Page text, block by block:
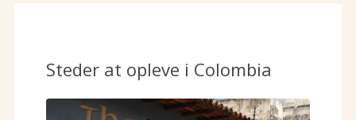
Steder at opleve i Colombia